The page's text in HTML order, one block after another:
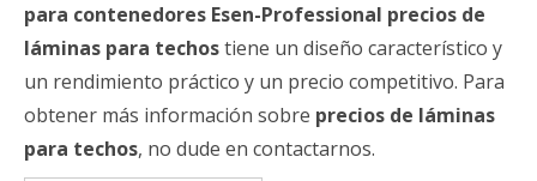
para contenedores Esen-Professional precios de
láminas para techostiene un diseño característico y
un rendimiento práctico y un precio competitivo. Para
obtener más información sobre precios de láminas
para techos, no dude en contactarnos.